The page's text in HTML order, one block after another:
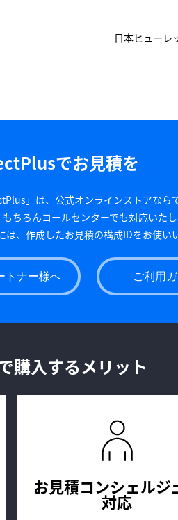
日本ヒューレ
でお見積を
」は、公式オンラインストアなら
ちろんコールセンターでも対応いたし
、作成したお見積の構成IDをお使い
トナー様へ ご利用
購入するメリット
お見積コンシェルジ
対応